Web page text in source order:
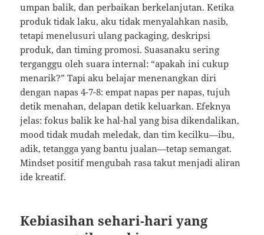
umpan balik, dan perbaikan berkelanjutan. Ketika
produk tidak laku, aku tidak menyalahkan nasib,
tetapi menelusuri ulang packaging, deskripsi
produk, dan timing promosi. Suasanaku sering
terganggu oleh suara internal: “apakah ini cukup
menarik?” Tapi aku belajar menenangkan diri
dengan napas 4-7-8: empat napas per napas, tujuh
detik menahan, delapan detik keluarkan. Efeknya
jelas: fokus balik ke hal-hal yang bisa dikendalikan,
mood tidak mudah meledak, dan tim kecilku—ibu,
adik, tetangga yang bantu jualan—tetap semangat.
Mindset positif mengubah rasa takut menjadi aliran
ide kreatif.
Kebiasihan sehari-hari yang